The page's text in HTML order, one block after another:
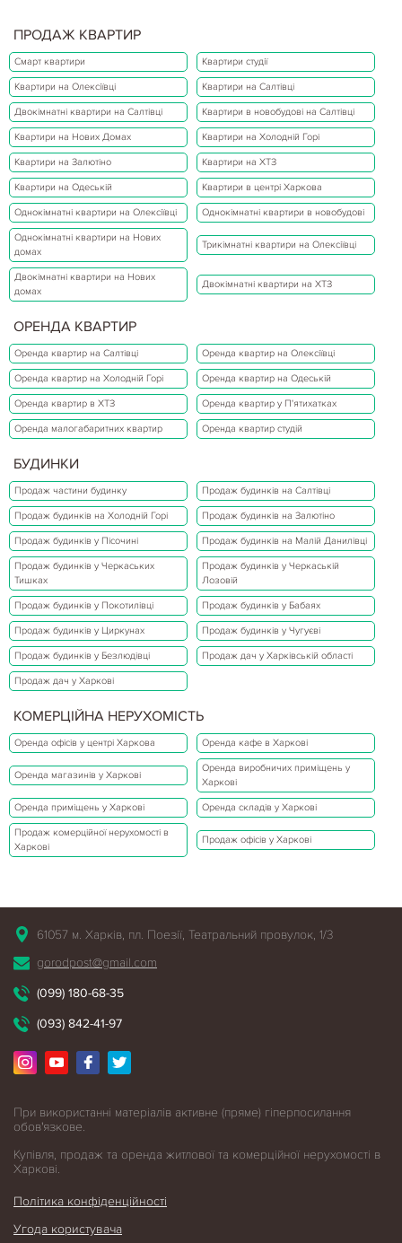
ПРОДАЖ КВАРТИР
Смарт квартири Квартири студії
Квартири на Олексіївці Квартири на Салтівці
Двокімнатні квартири на Салтівці Квартири в новобудові на Салтівці
Квартири на Нових Домах Квартири на Холодній Горі
Квартири на Залютіно Квартири на ХТЗ
Квартири на Одеській Квартири в центрі Харкова
Однокімнатні квартири на Олексіївці Однокімнатні квартири в новобудові
Однокімнатні квартири на Нових
домах
Трикімнатні квартири на Олексіївці
Двокімнатні квартири на Нових
домах
Двокімнатні квартири на ХТЗ
ОРЕНДА КВАРТИР
Оренда квартир на Салтівці Оренда квартир на Олексіївці
Оренда квартир на Холодній Горі Оренда квартир на Одеській
Оренда квартир в ХТЗ Оренда квартир у П'ятихатках
Оренда малогабаритних квартир Оренда квартир студій
БУДИНКИ
Продаж частини будинку Продаж будинків на Салтівці
Продаж будинків на Холодній Горі Продаж будинків на Залютіно
Продаж будинків у Пісочині Продаж будинків на Малій Данилівці
Продаж будинків у Черкаських
Тишках
Продаж будинків у Черкаській
Лозовій
Продаж будинків у Покотилівці Продаж будинків у Бабаях
Продаж будинків у Циркунах Продаж будинків у Чугуєві
Продаж будинків у Безлюдівці Продаж дач у Харківській області
Продаж дач у Харкові
КОМЕРЦІЙНА НЕРУХОМІСТЬ
Оренда офісів у центрі Харкова Оренда кафе в Харкові
Оренда магазинів у Харкові
Оренда виробничих приміщень у
Харкові
Оренда приміщень у Харкові Оренда складів у Харкові
Продаж комерційної нерухомості в
Харкові
Продаж офісів у Харкові
61057 м. Харків, пл. Поезії, Театральний провулок, 1/3
gorodpost@gmail.com
(099) 180-68-35
(093) 842-41-97
При використанні матеріалів активне (пряме) гіперпосилання
обов'язкове.
Купівля, продаж та оренда житлової та комерційної нерухомості в
Харкові.
Політика конфіденційності
Угода користувача